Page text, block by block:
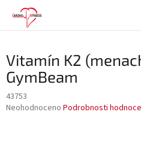
Vitamín K2
GymBeam
43753
Průměrné
Neohodnoceno Podrobnosti